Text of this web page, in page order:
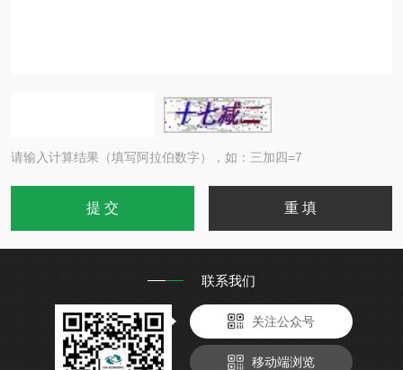
请输入计算结果（填写阿拉伯数字），如：三加四=7
联系我们
关注公众号
移动端浏览